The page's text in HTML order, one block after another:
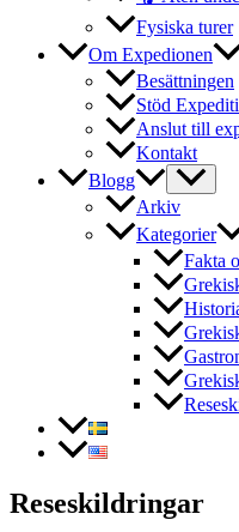
Fysiska turer
Om Expedionen
Besättningen
Stöd
Anslut till
Kontakt
Blogg
Arkiv
Kategorier
Fakta
Reseskildringar